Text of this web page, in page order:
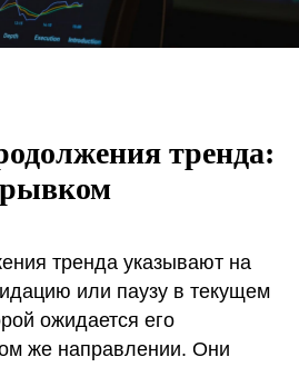
тренда:
рывком
тренда указывают на
или паузу в текущем
ожидается его
же направлении. Они